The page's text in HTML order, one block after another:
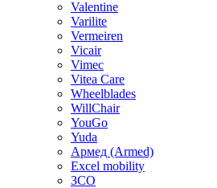
Valentine
Varilite
Vermeiren
Vicair
Vimec
Vitea Care
Wheelblades
WillChair
YouGo
Yuda
Армед (Armed)
Еxcel mobility
ЗСО